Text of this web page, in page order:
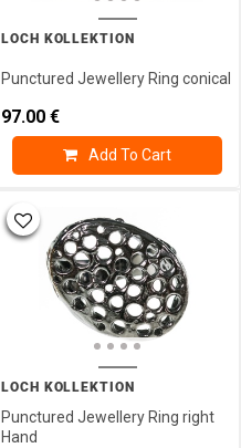
LOCH KOLLEKTION
Punctured Jewellery Ring conical
97.00 €
Add To Cart
LOCH KOLLEKTION
Punctured Jewellery Ring right
Hand